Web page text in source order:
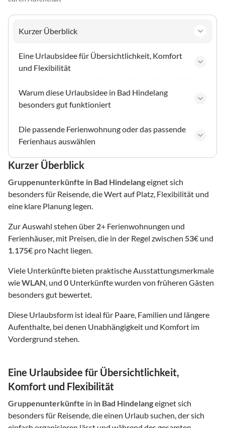
Kurzer Überblick
Eine Urlaubsidee für Übersichtlichkeit, Komfort
und Flexibilität
Warum diese Urlaubsidee in Bad Hindelang
besonders gut funktioniert
Die passende Ferienwohnung oder das passende
Ferienhaus auswählen
Kurzer Überblick
Gruppenunterkünfte in Bad Hindelangeignet sich
besonders für Reisende, die Wert auf Platz, Flexibilität und
eine klare Planung legen.
Zur Auswahl stehen über 2+ Ferienwohnungen und
Ferienhäuser, mit Preisen, die in der Regel zwischen 53€ und
1.175€ pro Nacht liegen.
Viele Unterkünfte bieten praktische Ausstattungsmerkmale
wieWLAN, und 0 Unterkünfte wurden von früheren Gästen
besonders gut bewertet.
Diese Urlaubsform ist ideal für Paare, Familien und längere
Aufenthalte, bei denen Unabhängigkeit und Komfort im
Vordergrund stehen.
Eine Urlaubsidee für Übersichtlichkeit,
Komfort und Flexibilität
Gruppenunterkünfte in in Bad Hindelangeignet sich
besonders für Reisende, die einen Urlaub suchen, der sich